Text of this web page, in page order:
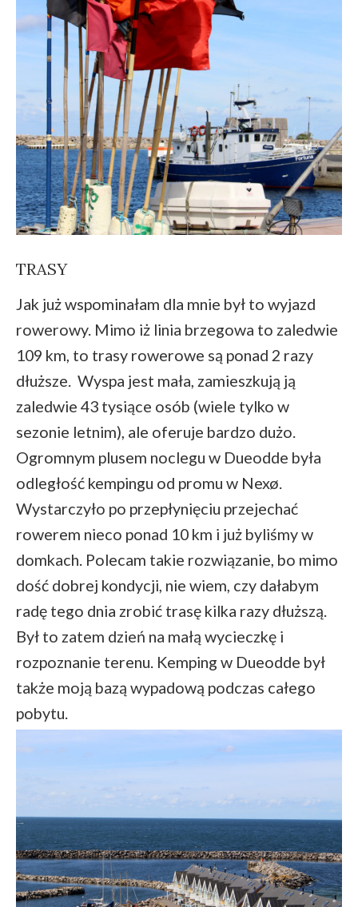
TRASY
Jak już wspominałam dla mnie był to wyjazd
rowerowy. Mimo iż linia brzegowa to zaledwie
109 km, to trasy rowerowe są ponad 2 razy
dłuższe. Wyspa jest mała, zamieszkują ją
zaledwie 43 tysiące osób (wiele tylko w
sezonie letnim), ale oferuje bardzo dużo.
Ogromnym plusem noclegu w Dueodde była
odległość kempingu od promu w Nexø.
Wystarczyło po przepłynięciu przejechać
rowerem nieco ponad 10 km i już byliśmy w
domkach. Polecam takie rozwiązanie, bo mimo
dość dobrej kondycji, nie wiem, czy dałabym
radę tego dnia zrobić trasę kilka razy dłuższą.
Był to zatem dzień na małą wycieczkę i
rozpoznanie terenu. Kemping w Dueodde był
także moją bazą wypadową podczas całego
pobytu.